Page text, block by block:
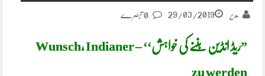
مدیر 29/03/2019
”ریڈ انڈین بننے کی خواہش‘‘ – ‏Wunsch, Indianer
zu werden